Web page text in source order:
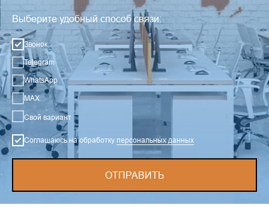
Выберите удобный способ связи:
Звонок
Telegram
WhatsApp
MAX
Свой вариант
Соглашаюсь на обработку персональных данных
ОТПРАВИТЬ